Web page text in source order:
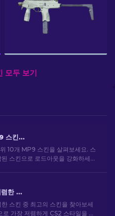
모두 보기
CS2 최고의 MP9 스킨: 에디터의 선택 [2026]
10개 MP9 스킨을 살펴보세요. 스
스킨으로 로드아웃을 강화하세요.
CS2에서 가장 저렴한 스킨 [2026]
스킨 중 최고의 스킨을 찾아보세
로 가장 저렴하게 CS2 스타일을 업